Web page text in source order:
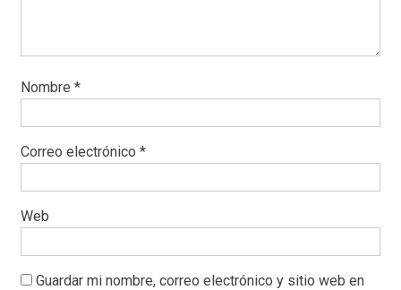
Nombre *
Correo electrónico *
Web
Guardar mi nombre, correo electrónico y sitio web en